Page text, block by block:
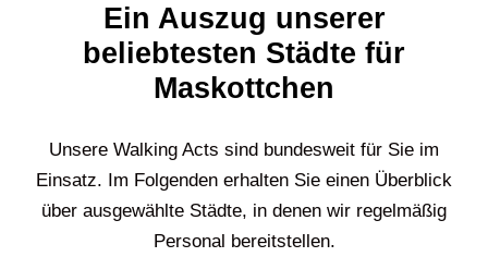
Ein Auszug unserer
beliebtesten Städte für
Maskottchen
Unsere Walking Acts sind bundesweit für Sie im
Einsatz. Im Folgenden erhalten Sie einen Überblick
über ausgewählte Städte, in denen wir regelmäßig
Personal bereitstellen.